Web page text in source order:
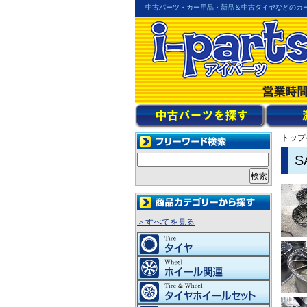
中古パーツ・カー用品・新品＆中古タイヤなどの
トッ
＞すべてを見る